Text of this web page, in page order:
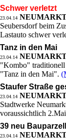
Schwer verletzt
23.04.14
Seubersdorf beim
Lastauto schwer
Tanz in den Mai
23.04.14
"Kombo" traditionell
"Tanz in den Mai".
Staufer Straße
23.04.14
Stadtwerke
voraussichtlich
39 neu
23.04.14